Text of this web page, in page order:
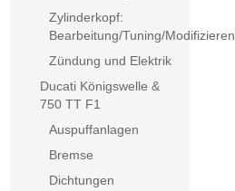
Zylinderkopf:
Bearbeitung/Tuning/Modifizieren
Zündung und Elektrik
Ducati Königswelle &
750 TT F1
Auspuffanlagen
Bremse
Dichtungen